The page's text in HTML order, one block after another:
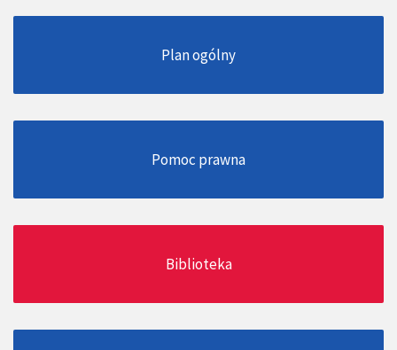
Plan ogólny
Pomoc prawna
Biblioteka